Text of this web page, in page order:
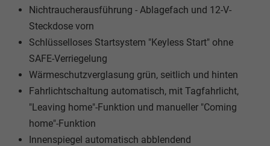
Nichtraucherausführung - Ablagefach und 12-V-
Steckdose vorn
Schlüsselloses Startsystem "Keyless Start" ohne
SAFE-Verriegelung
Wärmeschutzverglasung grün, seitlich und hinten
Fahrlichtschaltung automatisch, mit Tagfahrlicht,
"Leaving home"-Funktion und manueller "Coming
home"-Funktion
Innenspiegel automatisch abblendend